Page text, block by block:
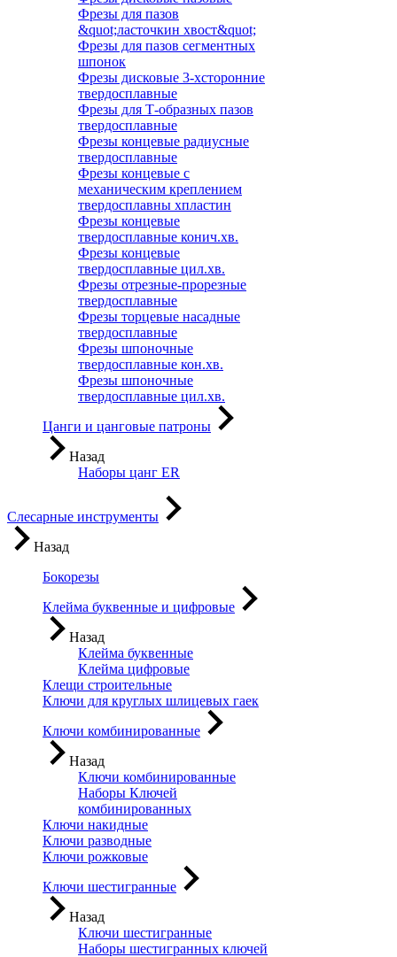
Фрезы для пазов
&quot;ласточкин хвост&quot;
Фрезы для пазов сегментных
шпонок
Фрезы дисковые 3-хсторонние
твердосплавные
Фрезы для Т-образных пазов
твердосплавные
Фрезы концевые радиусные
твердосплавные
Фрезы концевые с
механическим креплением
твердосплавны хпластин
Фрезы концевые
твердосплавные конич.хв.
Фрезы концевые
твердосплавные цил.хв.
Фрезы отрезные-прорезные
твердосплавные
Фрезы торцевые насадные
твердосплавные
Фрезы шпоночные
твердосплавные кон.хв.
Фрезы шпоночные
твердосплавные цил.хв.
Цанги и цанговые патроны
Назад
Наборы цанг ER
Слесарные инструменты
Назад
Бокорезы
Клейма буквенные и цифровые
Назад
Клейма буквенные
Клейма цифровые
Клещи строительные
Ключи для круглых шлицевых гаек
Ключи комбинированные
Назад
Ключи комбинированные
Наборы Ключей
комбинированных
Ключи накидные
Ключи разводные
Ключи рожковые
Ключи шестигранные
Назад
Ключи шестигранные
Наборы шестигранных ключей